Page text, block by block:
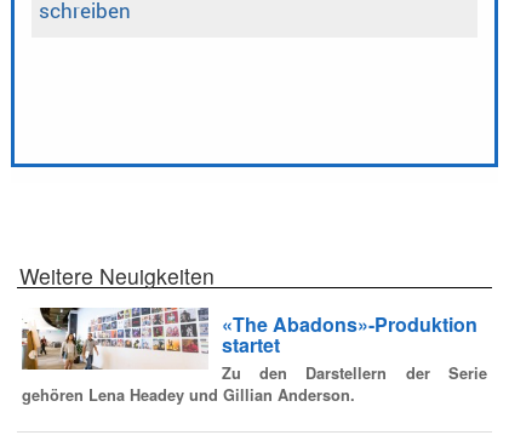
Weitere Neuigkeiten
«The Abadons»-Produktion
startet
Zu den Darstellern der Serie
gehören Lena Headey und Gillian Anderson.